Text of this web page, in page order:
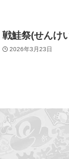
戦鮭祭(せんけ
2026年3月23日